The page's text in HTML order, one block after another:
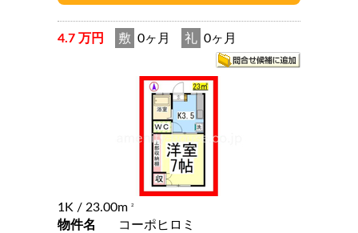
4.7 万円 敷 0ヶ月 礼 0ヶ月
1K / 23.00m 2
物件名
コーポヒロミ